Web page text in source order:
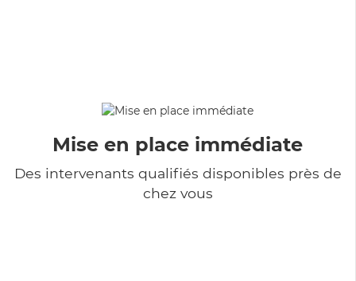
Mise en place immédiate
Des intervenants qualifiés disponibles près de
chez vous